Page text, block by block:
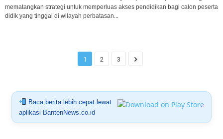
mematangkan strategi untuk memperluas akses pendidikan bagi calon peserta
didik yang tinggal di wilayah perbatasan...
1 2 3
Baca berita lebih cepat lewat
aplikasi BantenNews.co.id